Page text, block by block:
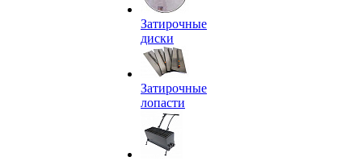
Затирочные
диски
Затирочные
лопасти